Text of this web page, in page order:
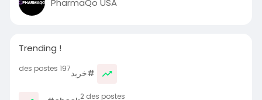
Trending !
#خرید197 des postes
2 des postes